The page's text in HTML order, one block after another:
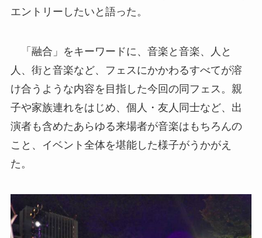
エントリーしたいと語った。
「融合」をキーワードに、音楽と音楽、人と
人、街と音楽など、フェスにかかわるすべてが溶
け合うような内容を目指した今回の同フェス。親
子や家族連れをはじめ、個人・友人同士など、出
演者も含めたあらゆる来場者が音楽はもちろんの
こと、イベント全体を堪能した様子がうかがえ
た。